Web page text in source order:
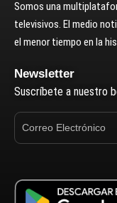
Somos una
televisivos. El medio
el menor tiempo en la
Newsletter
Suscríbete a nuestro